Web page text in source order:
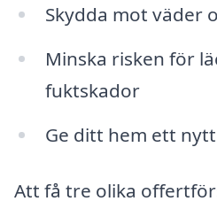
Skydda mot väder
Minska risken för
fuktskador
Ge ditt hem ett
Att få tre olika